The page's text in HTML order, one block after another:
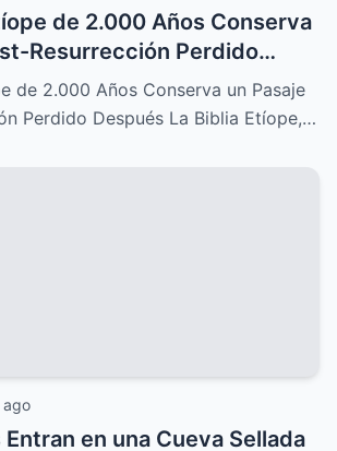
de 2.000 Años Conserva
Resurrección Perdido
Descubrimiento Increíble
de 2.000 Años Conserva un Pasaje
Perdido Después La Biblia Etíope,…
ago
en una Cueva Sellada